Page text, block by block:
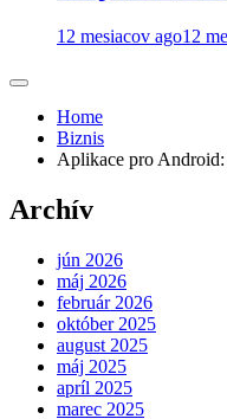
12 mesiacov ago12
Home
Biznis
Aplikace pro
Archív
jún 2026
máj 2026
február 2026
október 2025
august 2025
máj 2025
apríl 2025
marec 2025